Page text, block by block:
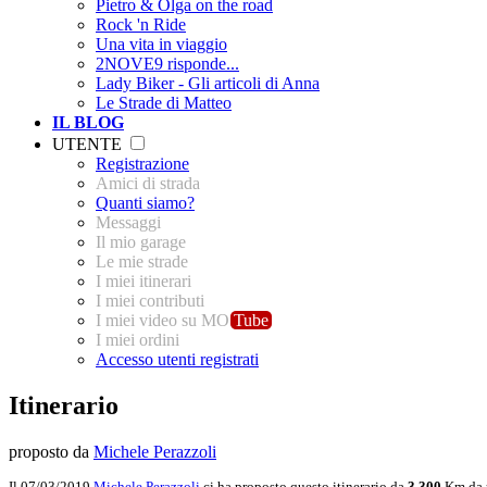
Pietro & Olga on the road
Rock 'n Ride
Una vita in viaggio
2NOVE9 risponde...
Lady Biker - Gli articoli di Anna
Le Strade di Matteo
IL BLOG
UTENTE
Registrazione
Amici di strada
Quanti siamo?
Messaggi
Il mio garage
Le mie strade
I miei itinerari
I miei contributi
I miei video su MO Tube
I miei ordini
Accesso utenti registrati
Itinerario
proposto da Michele Perazzoli